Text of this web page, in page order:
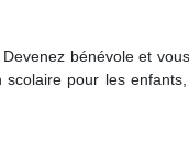
bénévole et
pour les